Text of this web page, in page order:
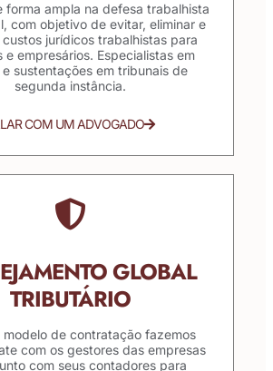
forma ampla na defesa trabalhista
com objetivo de evitar, eliminar e
custos jurídicos trabalhistas para
e empresários. Especialistas em
sustentações em tribunais de
segunda instância.
COM UM ADVOGADO
GLOBAL
TRIBUTÁRIO
modelo de contratação fazemos
com os gestores das empresas
com seus contadores para